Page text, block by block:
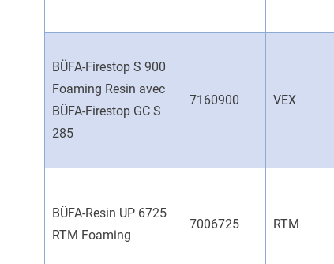
BÜFA-Firestop S 900
Foaming Resin avec
BÜFA-Firestop GC S
285
7160900 VEX
BÜFA-Resin UP 6725
RTM Foaming
7006725 RTM